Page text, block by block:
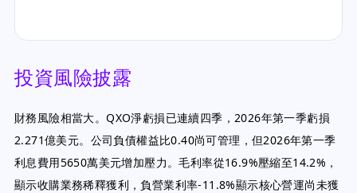
投資風險披露
財務風險相當大。QXO淨虧損已連續四季，2026年第一季虧損
2.271億美元。公司負債權益比0.40尚可管理，但2026年第一季
利息費用5650萬美元增加壓力。毛利率從16.9%壓縮至14.2%，
顯示收購業務稀釋獲利，負營業利率-11.8%顯示核心營運尚未獲